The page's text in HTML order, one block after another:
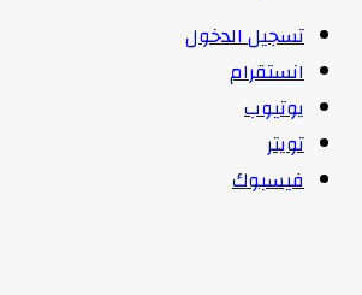
تسجيل الدخول
انستقرام
يوتيوب
تويتر
فيسبوك